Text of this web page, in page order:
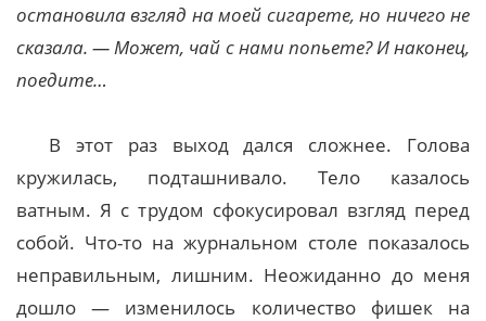
остановила взгляд на моей сигарете, но ничего не
сказала. — Может, чай с нами попьете? И наконец,
поедите…
В этот раз выход дался сложнее. Голова
кружилась, подташнивало. Тело казалось
ватным. Я с трудом сфокусировал взгляд перед
собой. Что-то на журнальном столе показалось
неправильным, лишним. Неожиданно до меня
дошло — изменилось количество фишек на